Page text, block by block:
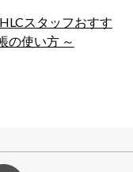
スタッフおすす
の使い方 ～